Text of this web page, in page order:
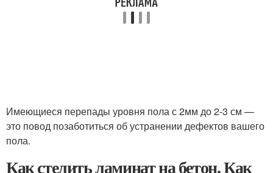
Имеющиеся перепады уровня пола с 2мм до 2-3 см —
это повод позаботиться об устранении дефектов вашего
пола.
Как стелить ламинат на бетон. Как